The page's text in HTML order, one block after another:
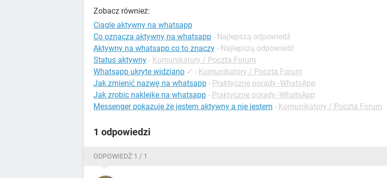
Zobacz również:
Ciagle aktywny na whatsapp
Co oznacza aktywny na whatsapp - Najlepszą odpowiedź
Aktywny na whatsapp co to znaczy - Najlepszą odpowiedź
Status aktywny - Komunikatory / Poczta Forum
Whatsapp ukryte widziano ✓ - Komunikatory / Poczta Forum
Jak zmienić nazwę na whatsapp - Praktyczne porady -WhatsApp
Jak zrobic naklejke na whatsapp - Praktyczne porady -WhatsApp
Messenger pokazuje że jestem aktywny a nie jestem - Komunikatory / Poczta Forum
1 odpowiedzi
ODPOWIEDŹ 1 / 1